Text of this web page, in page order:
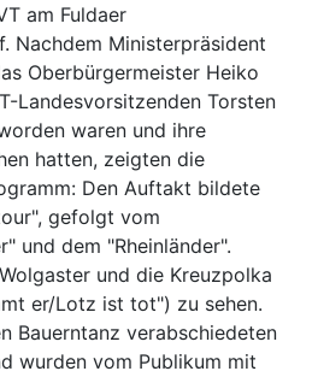
am Fuldaer
Nachdem Ministerpräsident
Oberbürgermeister Heiko
Landesvorsitzenden Torsten
waren und ihre
hatten, zeigten die
Den Auftakt bildete
gefolgt vom
und dem "Rheinländer".
und die Kreuzpolka
er/Lotz ist tot") zu sehen.
Bauerntanz verabschiedeten
wurden vom Publikum mit